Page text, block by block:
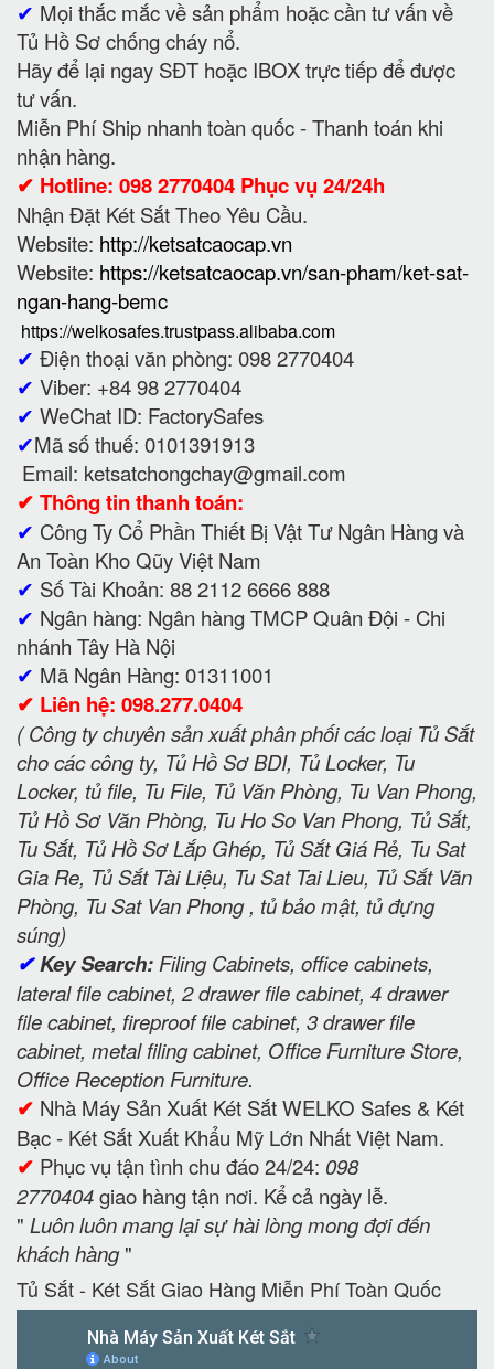
✔ Mọi thắc mắc về sản phẩm hoặc cần tư vấn về
Tủ Hồ Sơ chống cháy nổ.
Hãy để lại ngay SĐT hoặc IBOX trực tiếp để được
tư vấn.
Miễn Phí Ship nhanh toàn quốc - Thanh toán khi
nhận hàng.
✔ Hotline: 098 2770404 Phục vụ 24/24h
Nhận Đặt Két Sắt Theo Yêu Cầu.
Website: http://ketsatcaocap.vn
Website: https://ketsatcaocap.vn/san-pham/ket-sat-
ngan-hang-bemc
https://welkosafes.trustpass.alibaba.com
✔ Điện thoại văn phòng: 098 2770404
✔ Viber: +84 98 2770404
✔ WeChat ID: FactorySafes
✔Mã số thuế: 0101391913
Email: ketsatchongchay@gmail.com
✔ Thông tin thanh toán:
✔ Công Ty Cổ Phần Thiết Bị Vật Tư Ngân Hàng và
An Toàn Kho Qũy Việt Nam
✔ Số Tài Khoản: 88 2112 6666 888
✔ Ngân hàng: Ngân hàng TMCP Quân Đội - Chi
nhánh Tây Hà Nội
✔ Mã Ngân Hàng: 01311001
✔ Liên hệ: 098.277.0404
( Công ty chuyên sản xuất phân phối các loại Tủ Sắt
cho các công ty, Tủ Hồ Sơ BDI, Tủ Locker, Tu
Locker, tủ file, Tu File, Tủ Văn Phòng, Tu Van Phong,
Tủ Hồ Sơ Văn Phòng, Tu Ho So Van Phong, Tủ Sắt,
Tu Sắt, Tủ Hồ Sơ Lắp Ghép, Tủ Sắt Giá Rẻ, Tu Sat
Gia Re, Tủ Sắt Tài Liệu, Tu Sat Tai Lieu, Tủ Sắt Văn
Phòng, Tu Sat Van Phong , tủ bảo mật, tủ đựng
súng)
✔Key Search: Filing Cabinets, office cabinets,
lateral file cabinet, 2 drawer file cabinet, 4 drawer
file cabinet, fireproof file cabinet, 3 drawer file
cabinet, metal filing cabinet, Office Furniture Store,
Office Reception Furniture.
✔ Nhà Máy Sản Xuất Két Sắt WELKO Safes & Két
Bạc - Két Sắt Xuất Khẩu Mỹ Lớn Nhất Việt Nam.
✔ Phục vụ tận tình chu đáo 24/24: 098
2770404giao hàng tận nơi. Kể cả ngày lễ.
" Luôn luôn mang lại sự hài lòng mong đợi đến
khách hàng"
Tủ Sắt - Két Sắt Giao Hàng Miễn Phí Toàn Quốc